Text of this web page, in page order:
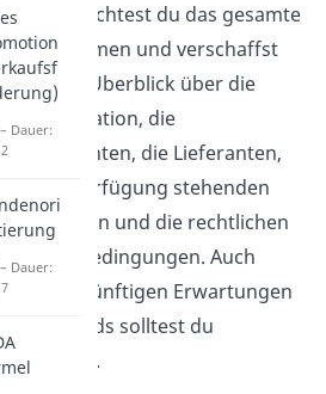
Hier betrachtest du das gesamte
Unternehmen und verschaffst
dir einen Überblick über die
Marktsituation, die
Konkurrenten, die Lieferanten,
die zur Verfügung stehenden
Ressourcen und die rechtlichen
Rahmenbedingungen. Auch
deine zukünftigen Erwartungen
oder Trends solltest du
festhalten.
Dauer:
Dauer: